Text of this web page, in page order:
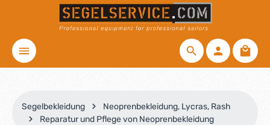
Zum Hauptinhalt springen
Segelbekleidung
Neoprenbekleidung, Lycras, Rash
Reparatur und Pflege von Neoprenbekleidung